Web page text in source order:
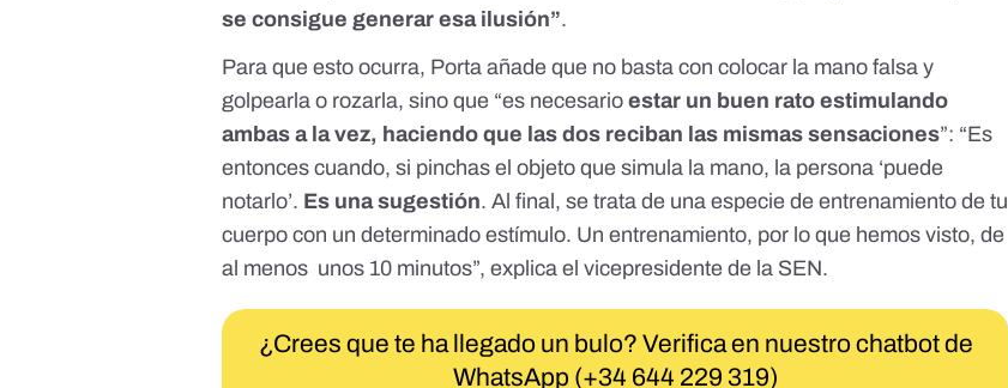
se consigue generar esa ilusión”.
Para que esto ocurra, Porta añade que no basta con colocar la mano falsa y
golpearla o rozarla, sino que “es necesario estar un buen rato estimulando
ambas a la vez, haciendo que las dos reciban las mismas sensaciones”: “Es
entonces cuando, si pinchas el objeto que simula la mano, la persona ‘puede
notarlo’. Es una sugestión. Al final, se trata de una especie de entrenamiento de tu
cuerpo con un determinado estímulo. Un entrenamiento, por lo que hemos visto, de
al menos unos 10 minutos”, explica el vicepresidente de la SEN.
¿Crees que te ha llegado un bulo? Verifica en nuestro chatbot de
WhatsApp (+34 644 229 319)